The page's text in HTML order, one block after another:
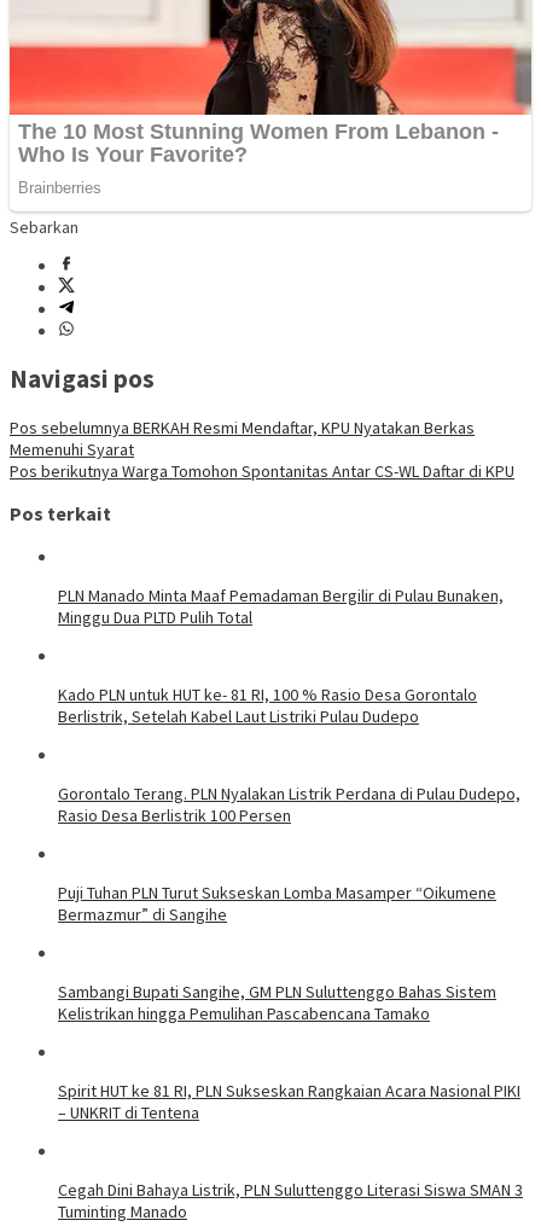
Sebarkan
Navigasi pos
Pos sebelumnya BERKAH Resmi Mendaftar, KPU Nyatakan Berkas
Memenuhi Syarat
Pos berikutnya Warga Tomohon Spontanitas Antar CS-WL Daftar di KPU
Pos terkait
PLN Manado Minta Maaf Pemadaman Bergilir di Pulau Bunaken,
Minggu Dua PLTD Pulih Total
Kado PLN untuk HUT ke- 81 RI, 100 % Rasio Desa Gorontalo
Berlistrik, Setelah Kabel Laut Listriki Pulau Dudepo
Gorontalo Terang. PLN Nyalakan Listrik Perdana di Pulau Dudepo,
Rasio Desa Berlistrik 100 Persen
Puji Tuhan PLN Turut Sukseskan Lomba Masamper “Oikumene
Bermazmur” di Sangihe
Sambangi Bupati Sangihe, GM PLN Suluttenggo Bahas Sistem
Kelistrikan hingga Pemulihan Pascabencana Tamako
Spirit HUT ke 81 RI, PLN Sukseskan Rangkaian Acara Nasional PIKI
– UNKRIT di Tentena
Cegah Dini Bahaya Listrik, PLN Suluttenggo Literasi Siswa SMAN 3
Tuminting Manado